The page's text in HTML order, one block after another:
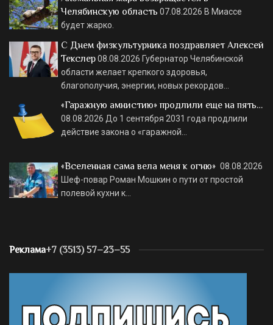
Челябинскую область 07.08.2026 В Миассе
будет жарко.
С Днем физкультурника поздравляет Алексей
Текслер08.08.2026 Губернатор Челябинской
области желает крепкого здоровья,
благополучия, энергии, новых рекордов…
«Гаражную амнистию» продлили еще на пять…
08.08.2026 До 1 сентября 2031 года продлили
действие закона о «гаражной…
«Вселенная сама вела меня к огню» 08.08.2026
Шеф-повар Роман Мошкин о пути от простой
полевой кухни к…
Реклама+7 (3513) 57–23–55